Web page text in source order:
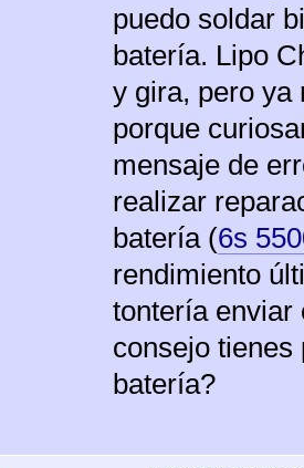
puedo soldar
batería. Lipo
y gira, pero ya
porque
mensaje de
realizar
batería (6s
rendimiento
tontería enviar
consejo tienes
batería?